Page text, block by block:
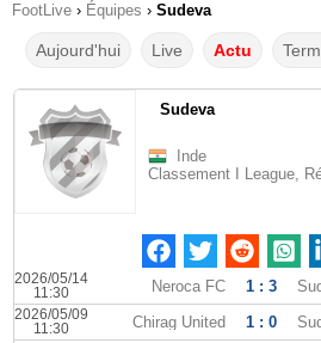
FootLive › Équipes › Sudeva
Aujourd'hui Live Actu
Sudeva
Inde
Classement I League,
2026/05/14
11:30
Neroca FC 1 : 3
2026/05/09
11:30
Chirag United 1 : 0